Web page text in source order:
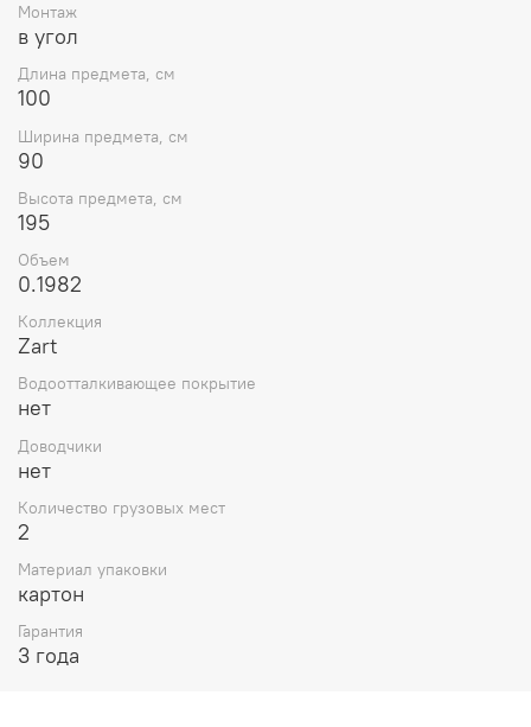
Монтаж
в угол
Длина предмета, см
100
Ширина предмета, см
90
Высота предмета, см
195
Объем
0.1982
Коллекция
Zart
Водоотталкивающее покрытие
нет
Доводчики
нет
Количество грузовых мест
2
Материал упаковки
картон
Гарантия
3 года